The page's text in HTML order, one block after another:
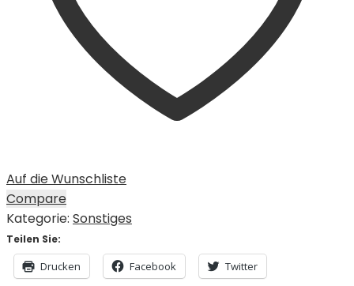
Auf die Wunschliste
Compare
Kategorie: Sonstiges
Teilen Sie:
Drucken Facebook Twitter